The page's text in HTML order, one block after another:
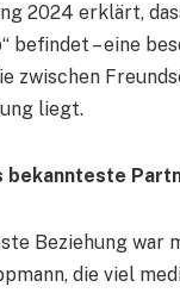
2024 erklärt,
befindet – eine
zwischen
liegt.
bekannteste
Beziehung war
die viel